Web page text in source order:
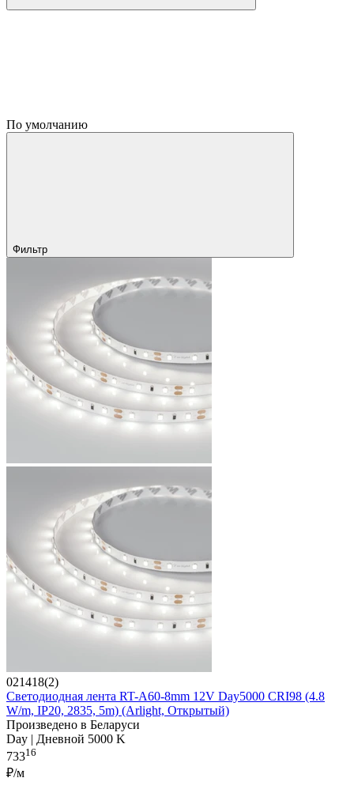
По умолчанию
Фильтр
021418(2)
Светодиодная лента RT-A60-8mm 12V Day5000 CRI98 (4.8
W/m, IP20, 2835, 5m) (Arlight, Открытый)
Произведено в Беларуси
Day | Дневной 5000 K
73316
₽/м